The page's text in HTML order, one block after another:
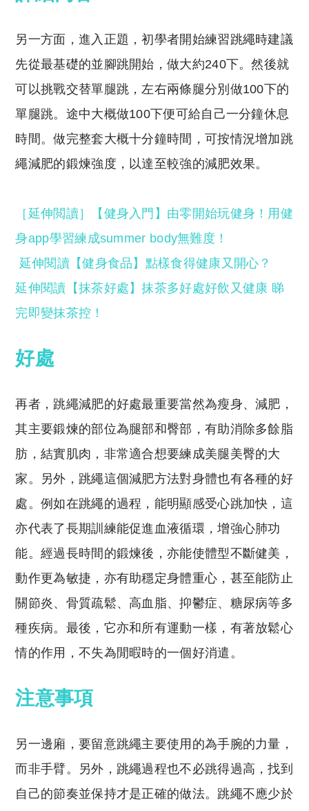
另一方面，進入正題，初學者開始練習跳繩時建議
先從最基礎的並腳跳開始，做大約240下。然後就
可以挑戰交替單腿跳，左右兩條腿分別做100下的
單腿跳。途中大概做100下便可給自己一分鐘休息
時間。做完整套大概十分鐘時間，可按情況增加跳
繩減肥的鍛煉強度，以達至較強的減肥效果。
［延伸閲讀］【健身入門】由零開始玩健身！用健
身app學習練成summer body無難度！
延伸閱讀【健身食品】點樣食得健康又開心？
延伸閱讀【抹茶好處】抹茶多好處好飲又健康 睇
完即變抹茶控！
好處
再者，跳繩減肥的好處最重要當然為瘦身、減肥，
其主要鍛煉的部位為腿部和臀部，有助消除多餘脂
肪，結實肌肉，非常適合想要練成美腿美臀的大
家。另外，跳繩這個減肥方法對身體也有各種的好
處。例如在跳繩的過程，能明顯感受心跳加快，這
亦代表了長期訓練能促進血液循環，增強心肺功
能。經過長時間的鍛煉後，亦能使體型不斷健美，
動作更為敏捷，亦有助穩定身體重心，甚至能防止
關節炎、骨質疏鬆、高血脂、抑鬱症、糖尿病等多
種疾病。最後，它亦和所有運動一樣，有著放鬆心
情的作用，不失為閒暇時的一個好消遣。
注意事項
另一邊廂，要留意跳繩主要使用的為手腕的力量，
而非手臂。另外，跳繩過程也不必跳得過高，找到
自己的節奏並保持才是正確的做法。跳繩不應少於